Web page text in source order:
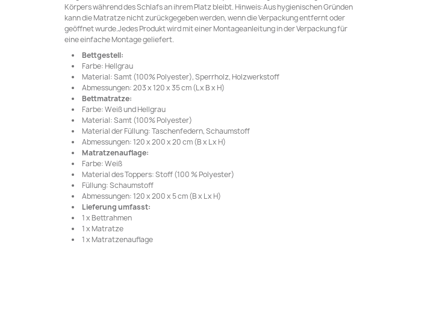
Körpers während des Schlafs an ihrem Platz bleibt. Hinweis:Aus hygienischen Gründen
kann die Matratze nicht zurückgegeben werden, wenn die Verpackung entfernt oder
geöffnet wurde.Jedes Produkt wird mit einer Montageanleitung in der Verpackung für
eine einfache Montage geliefert.
Bettgestell:
Farbe: Hellgrau
Material: Samt (100% Polyester), Sperrholz, Holzwerkstoff
Abmessungen: 203 x 120 x 35 cm (L x B x H)
Bettmatratze:
Farbe: Weiß und Hellgrau
Material: Samt (100% Polyester)
Material der Füllung: Taschenfedern, Schaumstoff
Abmessungen: 120 x 200 x 20 cm (B x L x H)
Matratzenauflage:
Farbe: Weiß
Material des Toppers: Stoff (100 % Polyester)
Füllung: Schaumstoff
Abmessungen: 120 x 200 x 5 cm (B x L x H)
Lieferung umfasst:
1 x Bettrahmen
1 x Matratze
1 x Matratzenauflage